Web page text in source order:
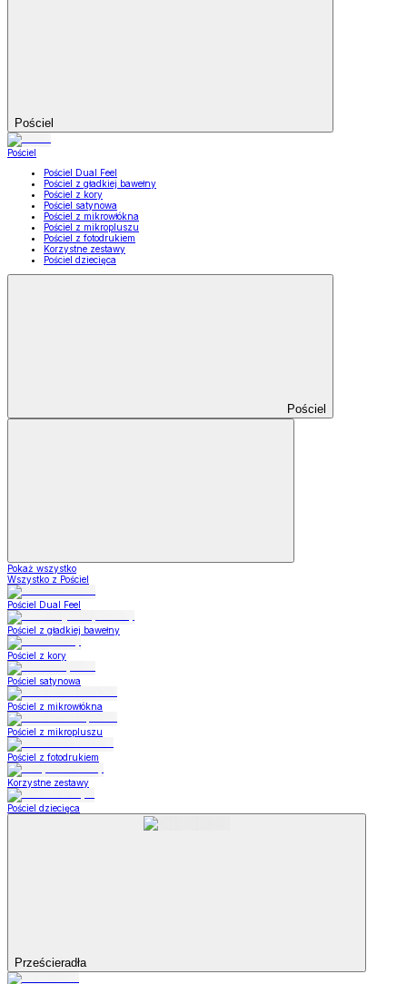
Pościel
Pościel
Pościel Dual Feel
Pościel z gładkiej bawełny
Pościel z kory
Pościel satynowa
Pościel z mikrowłókna
Pościel z mikropluszu
Pościel z fotodrukiem
Korzystne zestawy
Pościel dziecięca
Pościel
Pokaż wszystko
Wszystko z Pościel
Pościel Dual Feel
Pościel z gładkiej bawełny
Pościel z kory
Pościel satynowa
Pościel z mikrowłókna
Pościel z mikropluszu
Pościel z fotodrukiem
Korzystne zestawy
Pościel dziecięca
Prześcieradła